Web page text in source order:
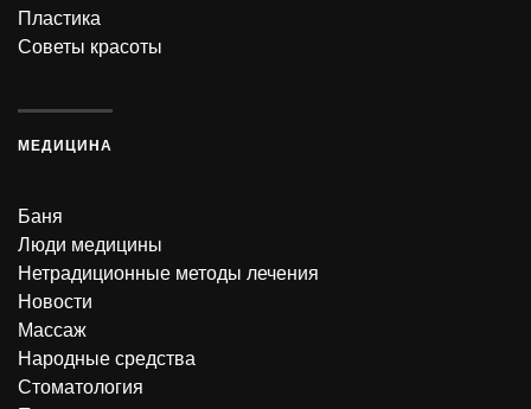
Пластика
Советы красоты
МЕДИЦИНА
Баня
Люди медицины
Нетрадиционные методы лечения
Новости
Массаж
Народные средства
Стоматология